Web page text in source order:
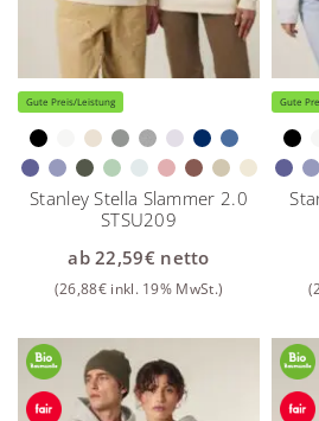
Gute Preis/Leistung
Stanley Stella Slammer 2.0
STSU209
ab22,59€netto
(26,88€ inkl. 19% MwSt.)
Gute
(